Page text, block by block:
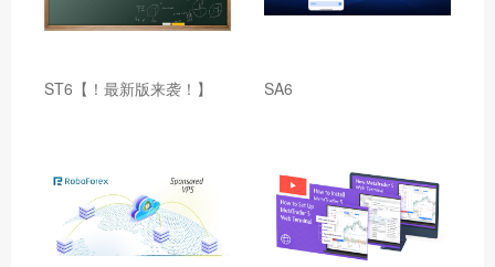
ST6【！最新版来袭！】 SA6